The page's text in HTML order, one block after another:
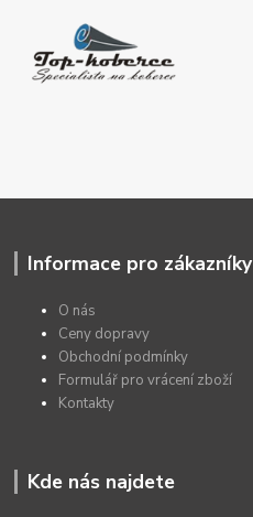
Informace pro zákazníky
O nás
Ceny dopravy
Obchodní podmínky
Formulář pro vrácení zboží
Kontakty
Kde nás najdete